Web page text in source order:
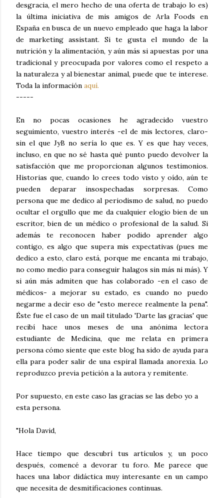
desgracia, el mero hecho de una oferta de trabajo lo es)
la última iniciativa de mis amigos de Arla Foods en
España en busca de un nuevo empleado que haga la labor
de marketing assistant. Si te gusta el mundo de la
nutrición y la alimentación, y aún más si apuestas por una
tradicional y preocupada por valores como el respeto a
la naturaleza y al bienestar animal, puede que te interese.
Toda la información aquí.
-----
En no pocas ocasiones he agradecido vuestro
seguimiento, vuestro interés -el de mis lectores, claro-
sin el que JyB no sería lo que es. Y es que hay veces,
incluso, en que no sé hasta qué punto puedo devolver la
satisfacción que me proporcionan algunos testimonios.
Historias que, cuando lo crees todo visto y oído, aún te
pueden deparar insospechadas sorpresas. Como
persona que me dedico al periodismo de salud, no puedo
ocultar el orgullo que me da cualquier elogio bien de un
escritor, bien de un médico o profesional de la salud. Si
además te reconocen haber podido aprender algo
contigo, es algo que supera mis expectativas (pues me
dedico a esto, claro está, porque me encanta mi trabajo,
no como medio para conseguir halagos sin más ni más). Y
si aún más admiten que has colaborado -en el caso de
médicos- a mejorar su estado, es cuando no puedo
negarme a decir eso de "esto merece realmente la pena".
Éste fue el caso de un mail titulado 'Darte las gracias' que
recibí hace unos meses de una anónima lectora
estudiante de Medicina, que me relata en primera
persona cómo siente que este blog ha sido de ayuda para
ella para poder salir de una espiral llamada anorexia. Lo
reproduzco previa petición a la autora y remitente.
Por supuesto, en este caso las gracias se las debo yo a
esta persona.
"Hola David,
Hace tiempo que descubrí tus artículos y, un poco
después, comencé a devorar tu foro. Me parece que
haces una labor didáctica muy interesante en un campo
que necesita de desmitificaciones continuas.